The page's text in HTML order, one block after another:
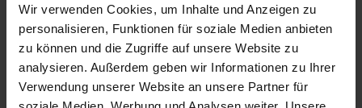
Wir verwenden Cookies, um Inhalte und Anzeigen zu
personalisieren, Funktionen für soziale Medien anbieten
zu können und die Zugriffe auf unsere Website zu
analysieren. Außerdem geben wir Informationen zu Ihrer
Verwendung unserer Website an unsere Partner für
All-inclusive Tips
Boek nu en ontvang tot $ 1000 boordtegoed!